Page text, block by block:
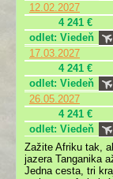
12.02.2027
4 241 €
odlet: Viedeň
17.03.2027
4 241 €
odlet: Viedeň
26.05.2027
4 241 €
odlet: Viedeň
Zažite Afriku tak,
jazera Tanganika
Jedna cesta, tri